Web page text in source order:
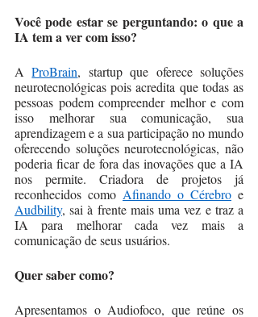
Você pode estar se perguntando: o que a
IA tem a ver com isso?
A ProBrain, startup que oferece soluções
neurotecnológicas pois acredita que todas as
pessoas podem compreender melhor e com
isso melhorar sua comunicação, sua
aprendizagem e a sua participação no mundo
oferecendo soluções neurotecnológicas, não
poderia ficar de fora das inovações que a IA
nos permite. Criadora de projetos já
reconhecidos como Afinando o Cérebro
Audbility, sai à frente mais uma vez e traz a
IA para melhorar cada vez mais a
comunicação de seus usuários.
Quer saber como?
Apresentamos o Audiofoco, que reúne os